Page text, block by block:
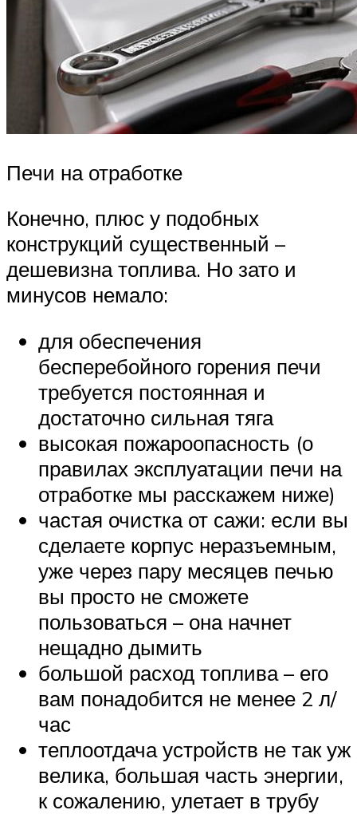
Печи на отработке
Конечно, плюс у подобных
конструкций существенный –
дешевизна топлива. Но зато и
минусов немало:
для обеспечения
бесперебойного горения печи
требуется постоянная и
достаточно сильная тяга
высокая пожароопасность (о
правилах эксплуатации печи на
отработке мы расскажем ниже)
частая очистка от сажи: если вы
сделаете корпус неразъемным,
уже через пару месяцев печью
вы просто не сможете
пользоваться – она начнет
нещадно дымить
большой расход топлива – его
вам понадобится не менее 2 л/
час
теплоотдача устройств не так уж
велика, большая часть энергии,
к сожалению, улетает в трубу